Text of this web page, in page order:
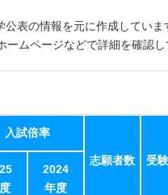
表の情報を元に作成していま
ムページなどで詳細を確認し
入試倍率
志願者数 受
2024
年度